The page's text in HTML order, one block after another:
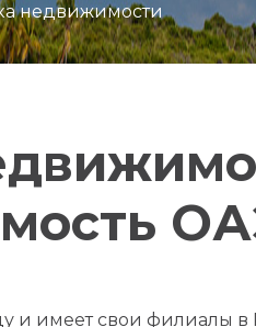
недвижимости
и имеет свои филиалы в